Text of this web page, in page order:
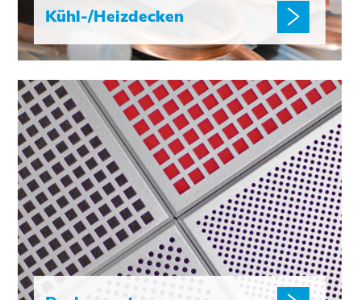
Kühl-/Heizdecken